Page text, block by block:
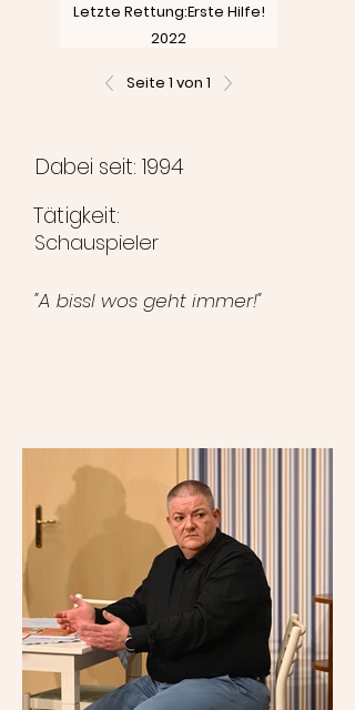
Letzte Rettung:Erste Hilfe!
2022
Seite 1 von 1
Dabei seit: 1994
Tätigkeit:
Schauspieler
"A bissl wos geht immer!"